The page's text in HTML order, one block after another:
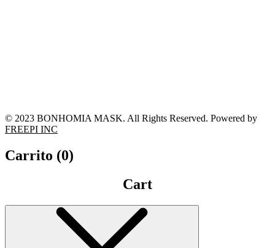
© 2023 BONHOMIA MASK. All Rights Reserved. Powered by
FREEPI INC
Carrito (0)
Cart